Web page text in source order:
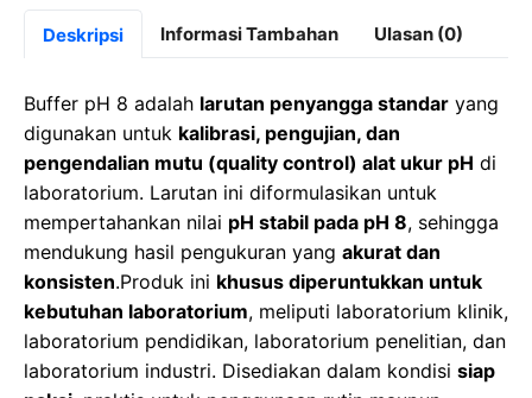
c
b
o
o
k
st
d
o
n
at
s
A
p
p
e
gr
a
m
Deskripsi Informasi Tambahan Ulasan (0)
Buffer pH 8 adalah larutan penyangga standar yang
digunakan untuk kalibrasi, pengujian, dan
pengendalian mutu (quality control) alat ukur pH di
laboratorium. Larutan ini diformulasikan untuk
mempertahankan nilai pH stabil pada pH 8, sehingga
mendukung hasil pengukuran yang akurat dan
konsisten.Produk ini khusus diperuntukkan untuk
kebutuhan laboratorium, meliputi laboratorium klinik,
laboratorium pendidikan, laboratorium penelitian, dan
laboratorium industri. Disediakan dalam kondisi siap